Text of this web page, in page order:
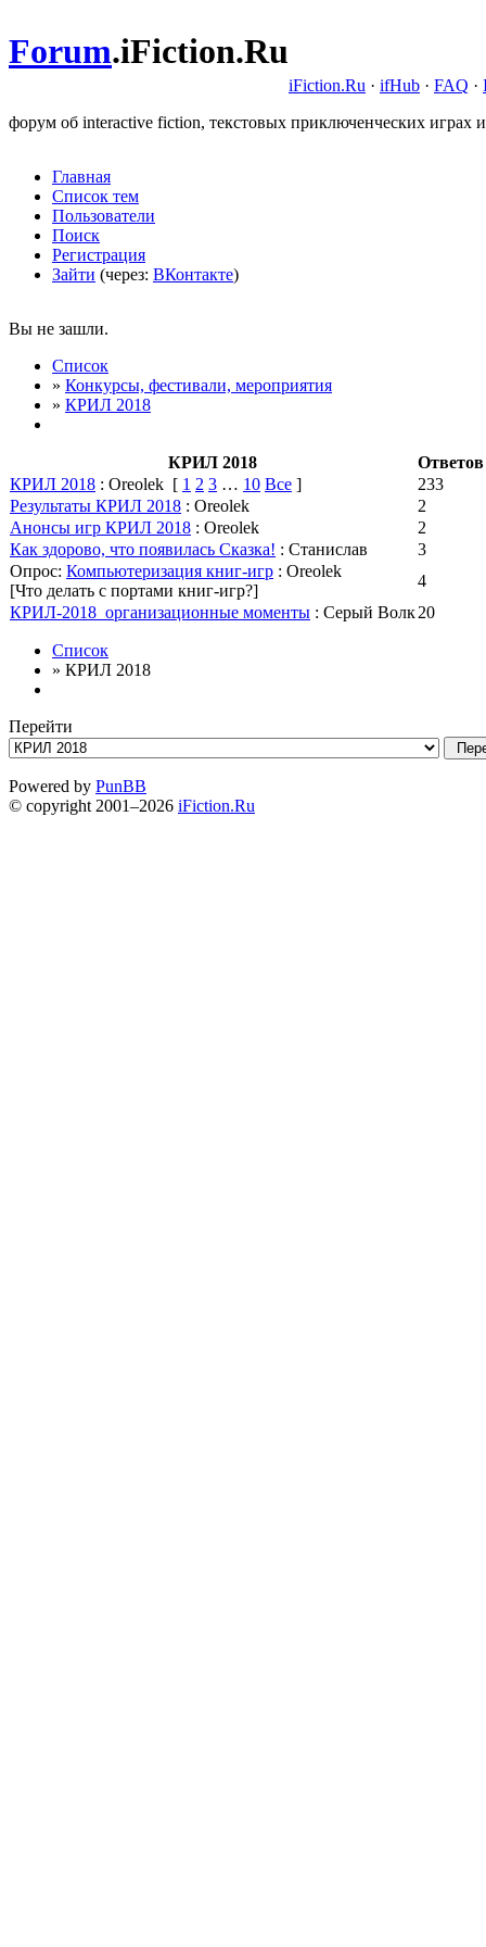
Forum.iFiction.Ru
iFiction.Ru · ifHub · FAQ ·
форум об interactive fiction, текстовых приключенческих играх
Главная
Список тем
Пользователи
Поиск
Регистрация
Зайти (через: ВКонтакте)
Вы не зашли.
Список
» Конкурсы, фестивали, мероприятия
» КРИЛ 2018
КРИЛ 2018
Ответов
КРИЛ 2018 : Oreolek [ 1 2 3 … 10 Все ]
233
Результаты КРИЛ 2018 : Oreolek
2
Анонсы игр КРИЛ 2018 : Oreolek
2
Как здорово, что появилась Сказка! : Станислав
3
Опрос: Компьютеризация книг-игр : Oreolek
[Что делать с портами книг-игр?]
4
КРИЛ-2018_организационные моменты : Серый Волк20
Список
» КРИЛ 2018
Перейти
Powered by PunBB
© copyright 2001–2026 iFiction.Ru